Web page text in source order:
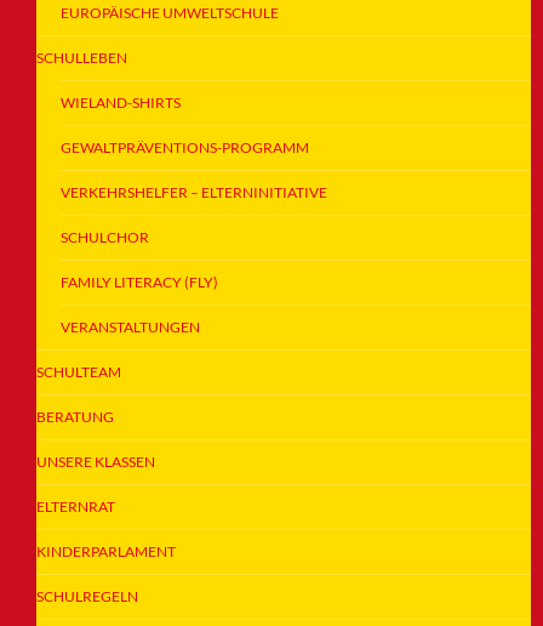
EUROPÄISCHE UMWELTSCHULE
SCHULLEBEN
WIELAND-SHIRTS
GEWALTPRÄVENTIONS-PROGRAMM
VERKEHRSHELFER – ELTERNINITIATIVE
SCHULCHOR
FAMILY LITERACY (FLY)
VERANSTALTUNGEN
SCHULTEAM
BERATUNG
UNSERE KLASSEN
ELTERNRAT
KINDERPARLAMENT
SCHULREGELN